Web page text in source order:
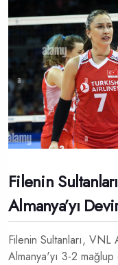
Filenin
Almanya’yı
Filenin Sultanları,
Almanya'yı 3-2 mağlup